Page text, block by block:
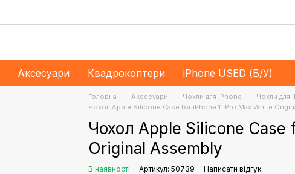
Аксесуари Квадрокоптери iPhone USED (Б/У)
Головна Аксесуари Чохли для iPhone
Чохли для
Чохол Apple Silicone Case for iPhone 11 Pro Max White
Чохол Apple Silicone Case
Original Assembly
В наявності Артикул: 50739 Написати відгук